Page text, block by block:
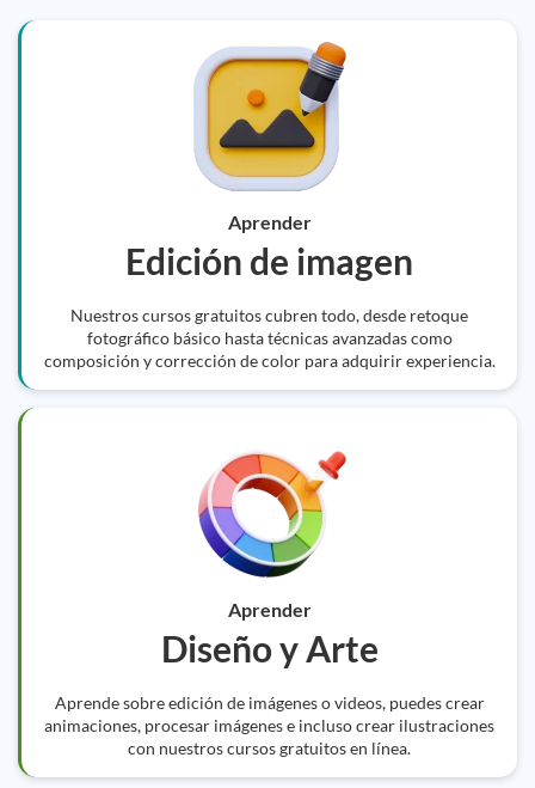
Aprender
Edición de imagen
Nuestros cursos gratuitos cubren todo, desde retoque
fotográfico básico hasta técnicas avanzadas como
composición y corrección de color para adquirir experiencia.
Aprender
Diseño y Arte
Aprende sobre edición de imágenes o videos, puedes crear
animaciones, procesar imágenes e incluso crear ilustraciones
con nuestros cursos gratuitos en línea.